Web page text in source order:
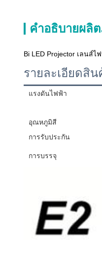
คำอธิบายผลิ
Bi LED Projector เลนส์
รายละเอียดสิน
แรงดันไฟฟ้า
อุณหภูมิสี
การรับประกัน
การบรรจุ